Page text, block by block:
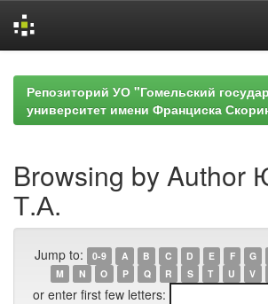
navigationРепозиторий УО "Гомельский
университет имени Франциска
Browsing by Author
Т.А.
Jump to: 0-9 A B C D E F G
M
N O P Q R S T U V
or enter first few letters: